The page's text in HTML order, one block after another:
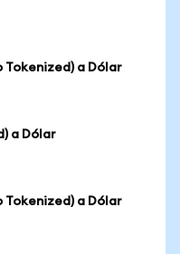
Tokenized) a Dólar
a Dólar
a Dólar